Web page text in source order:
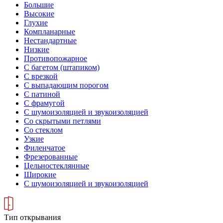
Большие
Высокие
Глухие
Компланарные
Нестандартные
Низкие
Противопожарное
С багетом (штапиком)
С врезкой
С выпадающим порогом
С патиной
С фрамугой
С шумоизоляцией и звукоизоляцией
Со скрытыми петлями
Со стеклом
Узкие
Филенчатое
Фрезерованные
Цельностеклянные
Широкие
С шумоизоляцией и звукоизоляцией
Тип открывания